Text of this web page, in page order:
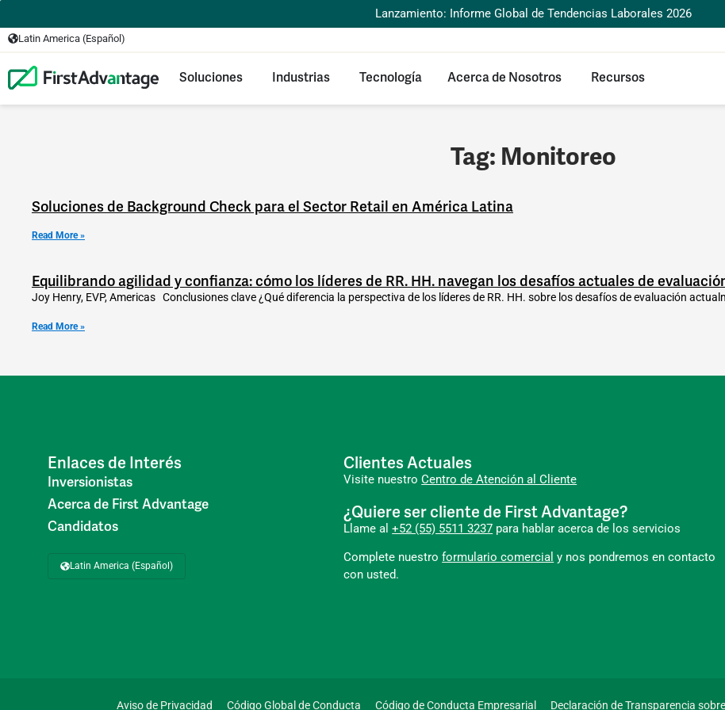
Lanzamiento: Informe Global de Tendencias Laborales 2026
Latin America (Español)
Soluciones Industrias Tecnología Acerca de Nosotros Recursos
Tag: Monitoreo
Soluciones de Background Check para el Sector Retail en América Latina
Read More »
Equilibrando agilidad y confianza: cómo los líderes de RR. HH. navegan los desafíos actuales de
Joy Henry, EVP, Americas Conclusiones clave ¿Qué diferencia la perspectiva de los líderes de RR. HH. sobre los desafíos de evaluación
Read More »
Enlaces de Interés
Inversionistas
Acerca de First Advantage
Candidatos
Latin America (Español)
Clientes Actuales
Visite nuestroCentro de Atención al Cliente
¿Quiere ser cliente de First Advantage?
Llame al+52 (55) 5511 3237 para hablar acerca de los servicios
Complete nuestroformulario comercial y nos pondremos en contacto
con usted.
Aviso de Privacidad Código Global de Conducta Código de Conducta Empresarial Declaración de Transparencia